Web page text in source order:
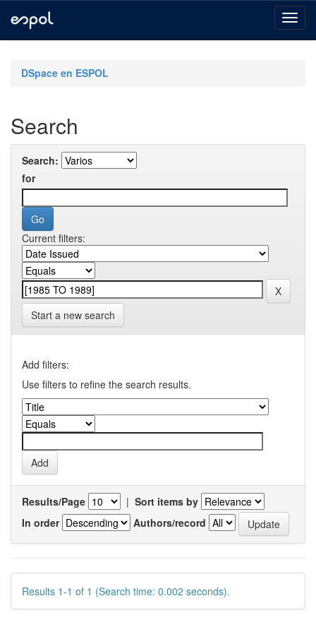
navigationDSpace en ESPOL
Search
Search:
for
Current filters:
Start a new search
Add filters:
Use filters to refine the search results.
Results/Page | Sort items by
In order
Authors/record
Results 1-1 of 1 (Search time: 0.002 seconds).